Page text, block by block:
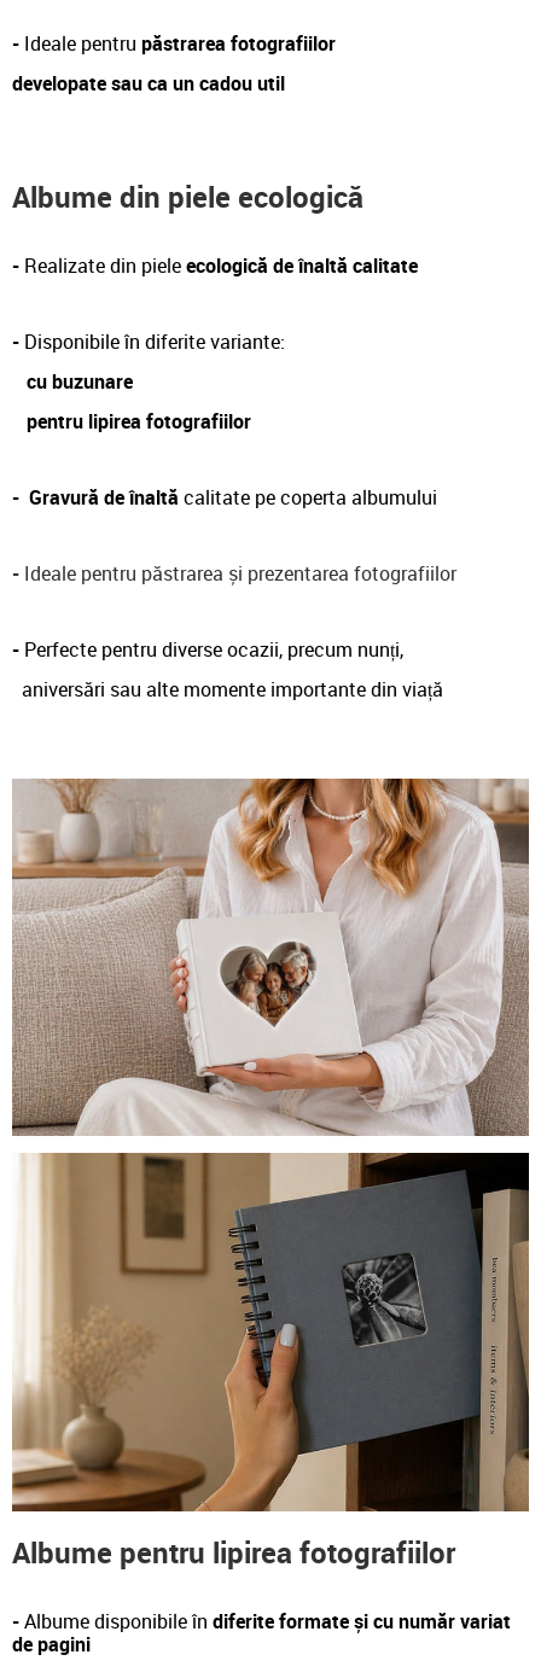
- Ideale pentru păstrarea fotografiilor
developate sau ca un cadou util
Albume din piele ecologică
- Realizate din pieleecologică de înaltă calitate
- Disponibile în diferite variante:
cu buzunare
pentru lipirea fotografiilor
- Gravură de înaltă calitate pe coperta albumului
- Ideale pentru păstrarea și prezentarea fotografiilor
- Perfecte pentru diverse ocazii, precum nunți,
aniversări sau alte momente importante din viață
Albume pentru lipirea fotografiilor
-Albume disponibile în diferite formate și cu număr variat
de pagini